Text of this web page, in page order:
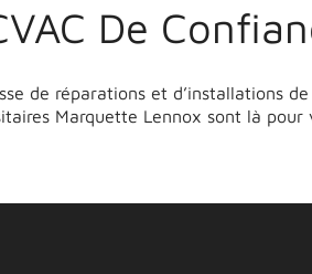
De
de réparations et d’installations
Marquette Lennox sont là pour